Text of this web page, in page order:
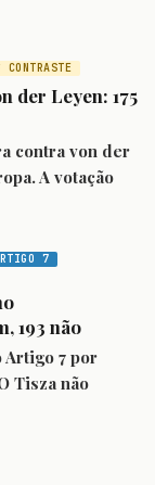
CONTRASTE
der Leyen: 175
contra von der
A votação
7
193 não
7 por
Tisza não